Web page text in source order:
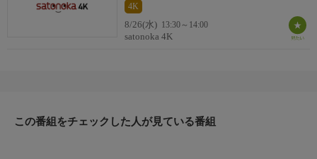
4K
8/26(水) 13:30～14:00
satonoka 4K
この番組をチェックした人が見ている番組